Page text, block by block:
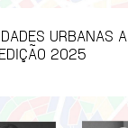
URBANAS
2025